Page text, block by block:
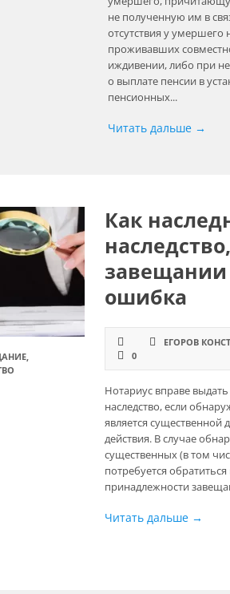
не полученную им в
отсутствия у
проживавших
иждивении, либо при
о выплате пенсии в
пенсионных...
Читать дальше →
,
Как
ошибка
ЕГОРОВ
0
Нотариус вправе
наследство, если
является существенной
действия. В случае
существенных (в том
потребуется
принадлежности
Читать дальше →